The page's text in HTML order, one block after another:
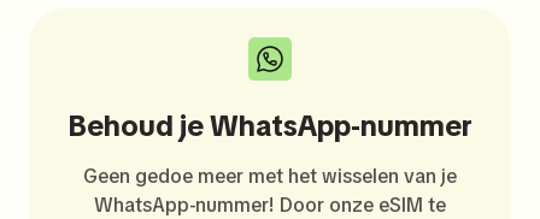
Behoud je WhatsApp-nummer
Geen gedoe meer met het wisselen van je
WhatsApp-nummer! Door onze eSIM te